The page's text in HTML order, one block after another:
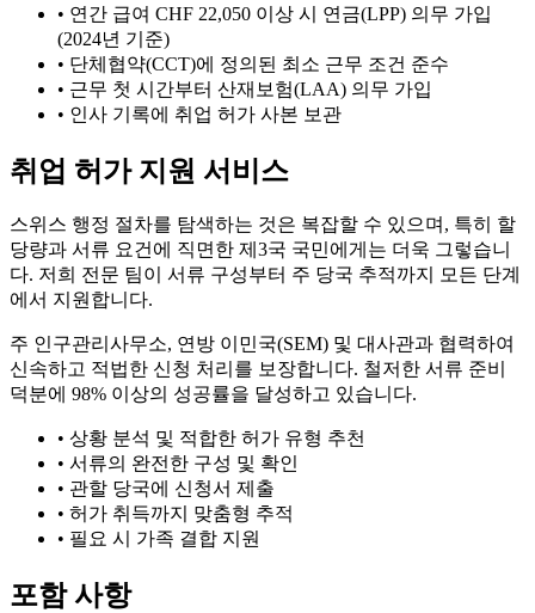
• 연간 급여 CHF 22,050 이상 시 연금(LPP) 의무 가입
(2024년 기준)
• 단체협약(CCT)에 정의된 최소 근무 조건 준수
• 근무 첫 시간부터 산재보험(LAA) 의무 가입
• 인사 기록에 취업 허가 사본 보관
취업 허가 지원 서비스
스위스 행정 절차를 탐색하는 것은 복잡할 수 있으며, 특히 할
당량과 서류 요건에 직면한 제3국 국민에게는 더욱 그렇습니
다. 저희 전문 팀이 서류 구성부터 주 당국 추적까지 모든 단계
에서 지원합니다.
주 인구관리사무소, 연방 이민국(SEM) 및 대사관과 협력하여
신속하고 적법한 신청 처리를 보장합니다. 철저한 서류 준비
덕분에 98% 이상의 성공률을 달성하고 있습니다.
• 상황 분석 및 적합한 허가 유형 추천
• 서류의 완전한 구성 및 확인
• 관할 당국에 신청서 제출
• 허가 취득까지 맞춤형 추적
• 필요 시 가족 결합 지원
포함 사항